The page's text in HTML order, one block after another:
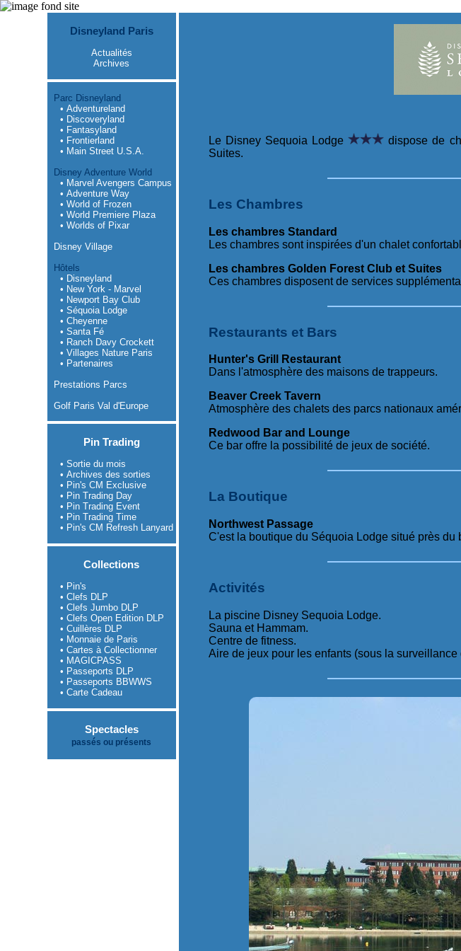
Disneyland Paris
Actualités
Archives
Parc Disneyland
• Adventureland
• Discoveryland
• Fantasyland
• Frontierland
• Main Street U.S.A.
Disney Adventure World
• Marvel Avengers Campus
• Adventure Way
• World of Frozen
• World Premiere Plaza
• Worlds of Pixar
Disney Village
Hôtels
• Disneyland
• New York - Marvel
• Newport Bay Club
• Séquoia Lodge
• Cheyenne
• Santa Fé
• Ranch Davy Crockett
• Villages Nature Paris
• Partenaires
Prestations Parcs
Golf Paris Val d'Europe
Pin Trading
• Sortie du mois
• Archives des sorties
• Pin's CM Exclusive
• Pin Trading Day
• Pin Trading Event
• Pin Trading Time
• Pin's CM Refresh Lanyard
Collections
• Pin's
• Clefs DLP
• Clefs Jumbo DLP
• Clefs Open Edition DLP
• Cuillères DLP
• Monnaie de Paris
• Cartes à Collectionner
• MAGICPASS
• Passeports DLP
• Passeports BBWWS
• Carte Cadeau
Spectacles
passés ou présents
Le Disney Sequoia Lodge
dispose de
Suites.
Les Chambres
Les chambres Standard
Les chambres sont inspirées d'un chalet
Les chambres Golden Forest Club et Suites
Ces chambres disposent de services
Restaurants et Bars
Hunter's Grill Restaurant
Dans l'atmosphère des maisons de trappeurs.
Beaver Creek Tavern
Atmosphère des chalets des parcs nationaux
Redwood Bar and Lounge
Ce bar offre la possibilité de jeux de société.
La Boutique
Northwest Passage
C'est la boutique du Séquoia Lodge situé près du
Activités
La piscine Disney Sequoia Lodge.
Sauna et Hammam.
Centre de fitness.
Aire de jeux pour les enfants (sous la surveillance